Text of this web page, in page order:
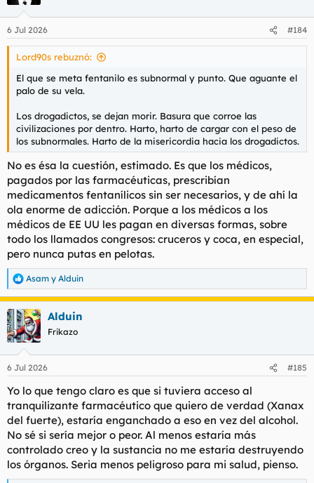
Esto muy resumidamente, porque se podrían decir muchas
cosas de un país de mierda cuyos grandes méritos son,
básicamente, exportar al mundo entero una bebida de mierda,
de un color oscuro sospechoso y la industria propagandista del
cine controlada por los narigudos. Un aparato de propaganda
con subproductos fílmicos deplorables y vomitivos que solo los
anacéfalos sobresocializados son capaces de tragarse.
Si esos hijos de puta no se hubieran visto favorecidos por la
protección que les procuraba el aislamiento geográfico entre
dos océanos, construyendo una potencia geopolítica
excepcional por susodichas condiciones, no podría haber
construido tal hegemonía. No olvidemos que en la Primera
Guerra Mundial entran en 1917, ponen las condiciones en
Versalles (los famosos 14 puntos de Wilson) y se convierten en
los financieros de una Europa devastada por la guerra. Y con la
Segunda Guerra Mundial vienen a ratificar su hegemonía a
través de la construcción del orden de Yalta en 1945, y a partir
de entonces, y con el surgimiento de la OTAN, nos convertimos
en colonia yanqui por un lado, y por el otro sometidos a la
mierda soviética.
Esperemos que las teorías de Duguin tomen cuerpo alguna vez,
y lo de la teoría multipolar vaya tomando cuerpo para que se
les bajen los humos a la mierda usana, el primer imperio que
no es capaz de legar un modelo de civilización funcional por
carecer de un fundamento histórico homogéneo y estar
construido a retazos. De ellos brota el veneno ideológico de los
valores liberales (individualismo, materialismo,
mercantilización de formas de vida, atomización social,
sociedades inorgánicas y heterogéneas etc).
En fin, FUCK YOU MOTHERFUCKERS. USA IS A PIECE OF SHIT.
6 Jul 2026 #184
Lord90s rebuznó:
El que se meta fentanilo es subnormal y punto. Que aguante el
palo de su vela.
Los drogadictos, se dejan morir. Basura que corroe las
civilizaciones por dentro. Harto, harto de cargar con el peso de
los subnormales. Harto de la misericordia hacia los drogadictos.
No es ésa la cuestión, estimado. Es que los médicos,
pagados por las farmacéuticas, prescribían
medicamentos fentanílicos sin ser necesarios, y de ahí la
ola enorme de adicción. Porque a los médicos a los
médicos de EE UU les pagan en diversas formas, sobre
todo los llamados congresos: cruceros y coca, en especial,
pero nunca putas en pelotas.
R
e
a
c
c
i
e
:
Asam y Alduin
Alduin
Frikazo
6 Jul 2026 #185
Yo lo que tengo claro es que si tuviera acceso al
tranquilizante farmacéutico que quiero de verdad (Xanax
del fuerte), estaría enganchado a eso en vez del alcohol.
No sé si sería mejor o peor. Al menos estaría más
controlado creo y la sustancia no me estaría destruyendo
los órganos. Seria menos peligroso para mi salud, pienso.